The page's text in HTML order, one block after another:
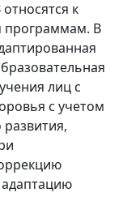
к
программам. В
лиц с
с учетом